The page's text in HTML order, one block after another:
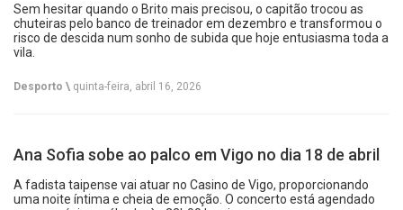
Sem hesitar quando o Brito mais precisou, o capitão trocou as
chuteiras pelo banco de treinador em dezembro e transformou o
risco de descida num sonho de subida que hoje entusiasma toda a
vila.
Desporto \ quinta-feira, abril 16, 2026
Ana Sofia sobe ao palco em Vigo no dia 18 de abril
A fadista taipense vai atuar no Casino de Vigo, proporcionando
uma noite íntima e cheia de emoção. O concerto está agendado